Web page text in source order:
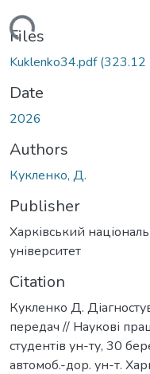
Loading...
Files
Kuklenko34.pdf(323.12
Date
2026
Authors
Кукленко, Д.
Publisher
Харківський
університет
Citation
Кукленко Д.
передач // Наукові
студентів ун-ту, 30
автомоб.-дор. ун-т.